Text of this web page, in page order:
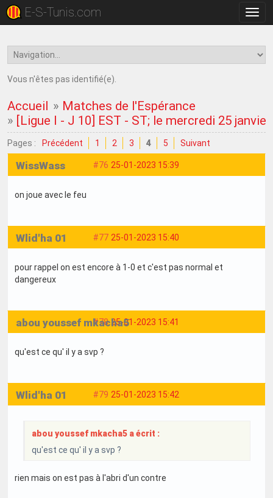
la
E-S-Tunis.com
Vous n'êtes pas identifié(e).
Accueil » Matches de l'Espérance
» [Ligue I - J 10] EST - ST; le mercredi 25
Pages : Précédent 1 2 3 4 5 Suivant
#76 25-01-2023 15:39
WissWass
on joue avec le feu
#77 25-01-2023 15:40
Wlid'ha 01
pour rappel on est encore à 1-0 et c'est pas normal et
dangereux
#78 25-01-2023 15:41
abou youssef mkacha5
qu'est ce qu' il y a svp ?
#79 25-01-2023 15:42
Wlid'ha 01
abou youssef mkacha5 a écrit :
qu'est ce qu' il y a svp ?
rien mais on est pas à l'abri d'un contre